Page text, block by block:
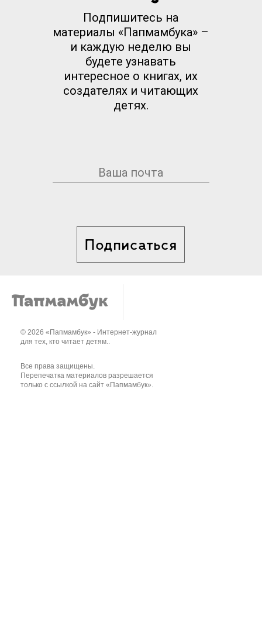
Подпишитесь на
материалы «Папмамбука» –
и каждую неделю вы
будете узнавать
интересное о книгах, их
создателях и читающих
детях.
Подписаться
© 2026 «Папмамбук» - Интернет-журнал
для тех, кто читает детям..
Все права защищены.
Перепечатка материалов разрешается
только с ссылкой на сайт «Папмамбук».